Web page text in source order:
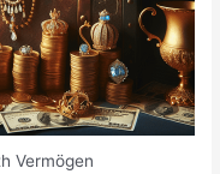
Vermögen